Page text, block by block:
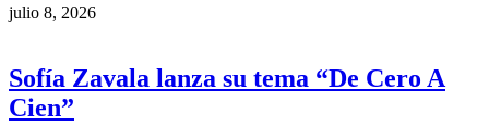
julio 8, 2026
Sofía Zavala lanza su tema “De Cero A
Cien”